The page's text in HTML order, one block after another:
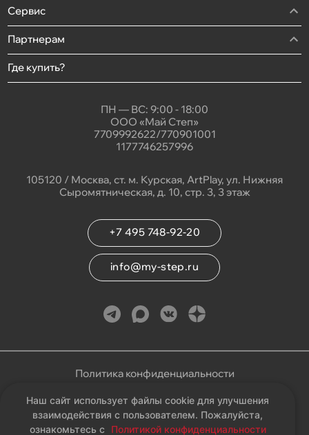
Сервис
Партнерам
Где купить?
ПН — ВС: 9:00 - 18:00
ООО «Май Степ»
7709992622/770901001
1177746257996
105120 / Москва, ст. м. Курская, ArtPlay, ул. Нижняя
Сыромятническая, д. 10, стр. 3, 3 этаж
+7 495 748-92-20
info@my-step.ru
Политика конфиденциальности
Соглашение на обработку персональных данных
Наш сайт использует файлы cookie для улучшения
взаимодействия с пользователем. Пожалуйста,
ознакомьтесь с
Политикой конфиденциальности